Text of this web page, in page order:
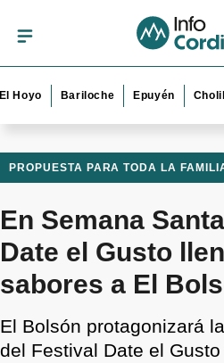
Bariloche Epuyén Cholila
PROPUESTA PARA TODA LA
En Semana
Date el Gusto
sabores a El
El Bolsón protagonizará
del Festival Date el